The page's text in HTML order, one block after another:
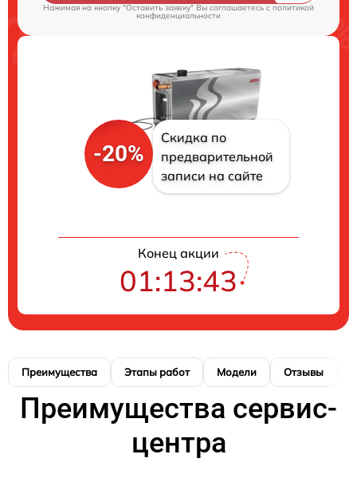
Нажимая на кнопку "Оставить заявку" Вы соглашаетесь cполитикой
конфиденциальности
-20%
Скидка по
предварительной
записи на сайте
Конец акции
01:13:43
Преимущества Этапы работ Модели Отзывы
Преимущества сервис-
центра